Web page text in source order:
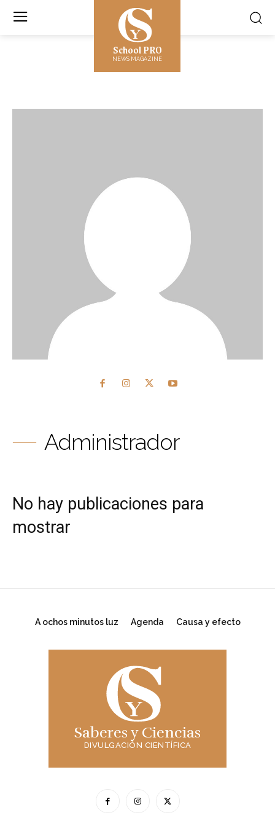
School PRO
NEWS MAGAZINE
Administrador
No hay publicaciones para
mostrar
A ochos minutos luz Agenda Causa y efecto
Saberes y Ciencias
DIVULGACIÓN CIENTÍFICA